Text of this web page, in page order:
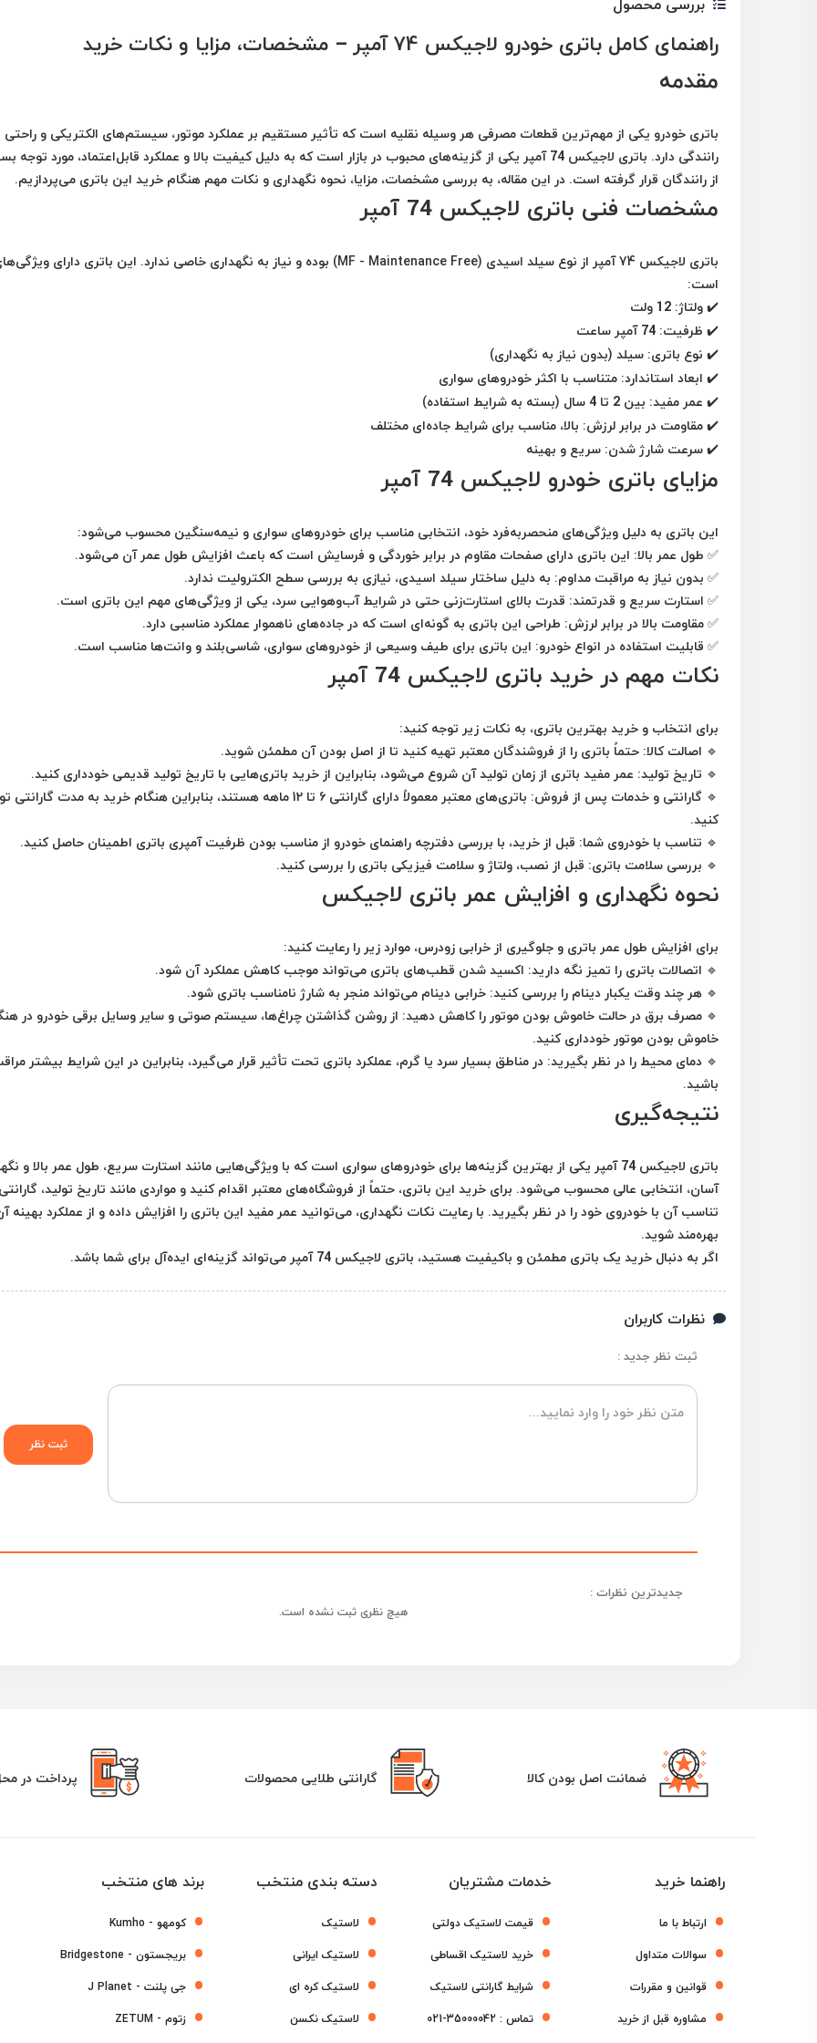
راهنمای کامل باتری خودرو لاجیکس 74 آمپر – مشخصات، مزایا و نکات خرید
مقدمه
باتری خودرو یکی از مهم‌ترین قطعات مصرفی هر وسیله نقلیه است که تأثیر مستقیم بر عملکرد موتور، سیستم‌های الکتریکی و راحتی
رانندگی دارد. باتری لاجیکس 74 آمپر یکی از گزینه‌های محبوب در بازار است که به دلیل کیفیت بالا و عملکرد قابل‌اعتماد، مورد توجه
از رانندگان قرار گرفته است. در این مقاله، به بررسی مشخصات، مزایا، نحوه نگهداری و نکات مهم هنگام خرید این باتری می‌پردازیم.
مشخصات فنی باتری لاجیکس 74 آمپر
باتری لاجیکس 74 آمپر از نوع سیلد اسیدی (MF - Maintenance Free)
بوده و نیاز به نگهداری خاصی ندارد. این باتری دارای
است:
✔️ولتاژ:
✔️ ظرفیت:
✔️ نوع باتری: سیلد (بدون نیاز به نگهداری)
✔️ ابعاد استاندارد: متناسب با اکثر خودروهای سواری
✔️ عمر مفید: بین 2 تا 4 سال (بسته به شرایط استفاده)
✔️مقاومت در برابر لرزش: بالا، مناسب برای شرایط جاده‌ای مختلف
✔️سرعت شارژ شدن: سریع و بهینه
مزایای باتری خودرو لاجیکس 74 آمپر
این باتری به دلیل ویژگی‌های منحصر‌به‌فرد خود، انتخابی مناسب برای خودروهای سواری و نیمه‌سنگین محسوب می‌شود:
✅ طول عمر بالا: این باتری دارای صفحات مقاوم در برابر خوردگی و فرسایش است که باعث افزایش طول عمر آن می‌شود.
✅ بدون نیاز به مراقبت مداوم: به دلیل ساختار سیلد اسیدی، نیازی به بررسی سطح الکترولیت ندارد.
✅ استارت سریع و قدرتمند: قدرت بالای استارت‌زنی حتی در شرایط آب‌وهوایی سرد، یکی از ویژگی‌های مهم این باتری است.
✅مقاومت بالا در برابر لرزش: طراحی این باتری به گونه‌ای است که در جاده‌های ناهموار عملکرد مناسبی دارد.
✅ قابلیت استفاده در انواع خودرو: این باتری برای طیف وسیعی از خودروهای سواری، شاسی‌بلند و وانت‌ها مناسب است.
نکات مهم در خرید باتری لاجیکس 74 آمپر
برای انتخاب و خرید بهترین باتری، به نکات زیر توجه کنید:
🔹 اصالت کالا: حتماً باتری را از فروشندگان معتبر تهیه کنید تا از اصل بودن آن مطمئن شوید.
🔹 تاریخ تولید: عمر مفید باتری از زمان تولید آن شروع می‌شود، بنابراین از خرید باتری‌هایی با تاریخ تولید قدیمی خودداری کنید.
🔹 گارانتی و خدمات پس از فروش: باتری‌های معتبر معمولاً دارای گارانتی 6 تا 12 ماهه
هستند، بنابراین هنگام خرید به مدت گارانتی
کنید.
🔹 تناسب با خودروی شما: قبل از خرید، با بررسی دفترچه راهنمای خودرو از مناسب بودن ظرفیت آمپری باتری اطمینان حاصل کنید.
🔹 بررسی سلامت باتری: قبل از نصب، ولتاژ و سلامت فیزیکی باتری را بررسی کنید.
نحوه نگهداری و افزایش عمر باتری لاجیکس
برای افزایش طول عمر باتری و جلوگیری از خرابی زودرس، موارد زیر را رعایت کنید:
🔹 اتصالات باتری را تمیز نگه دارید: اکسید شدن قطب‌های باتری می‌تواند موجب کاهش عملکرد آن شود.
🔹 هر چند وقت یکبار دینام را بررسی کنید: خرابی دینام می‌تواند منجر به شارژ نامناسب باتری شود.
🔹 مصرف برق در حالت خاموش بودن موتور را کاهش دهید: از روشن گذاشتن چراغ‌ها، سیستم صوتی و سایر وسایل برقی خودرو در
خاموش بودن موتور خودداری کنید.
🔹 دمای محیط را در نظر بگیرید: در مناطق بسیار سرد یا گرم، عملکرد باتری تحت تأثیر قرار می‌گیرد، بنابراین در این شرایط بیشتر
باشید.
نتیجه‌گیری
باتری لاجیکس 74 آمپر یکی از بهترین گزینه‌ها برای خودروهای سواری است که با ویژگی‌هایی مانند استارت سریع، طول عمر بالا و
آسان، انتخابی عالی محسوب می‌شود. برای خرید این باتری، حتماً از فروشگاه‌های معتبر اقدام کنید و مواردی مانند تاریخ تولید،
تناسب آن با خودروی خود را در نظر بگیرید. با رعایت نکات نگهداری، می‌توانید عمر مفید این باتری را افزایش داده و از عملکرد بهینه
بهره‌مند شوید.
اگر به دنبال خرید یک باتری مطمئن و باکیفیت هستید، باتری لاجیکس 74 آمپر می‌تواند گزینه‌ای ایده‌آل برای شما باشد.
نظرات کاربران
ثبت نظر جدید :
جدیدترین نظرات :
هیچ نظری ثبت نشده است.
ضمانت اصل بودن کالا گارانتی طلایی محصولات پرداخت در
راهنما خرید
ارتباط با ما
سوالات متداول
قوانین و مقررات
مشاوره قبل از خرید
خدمات مشتریان
قیمت لاستیک دولتی
خرید لاستیک اقساطی
شرایط گارانتی لاستیک
تماس :021-35000042
دسته بندی منتخب
لاستیک
لاستیک ایرانی
لاستیک کره ای
لاستیک نکسن
برند های منتخب
کومهو - Kumho
بریجستون - Bridgestone
جی پلنت - J Planet
زتوم - ZETUM